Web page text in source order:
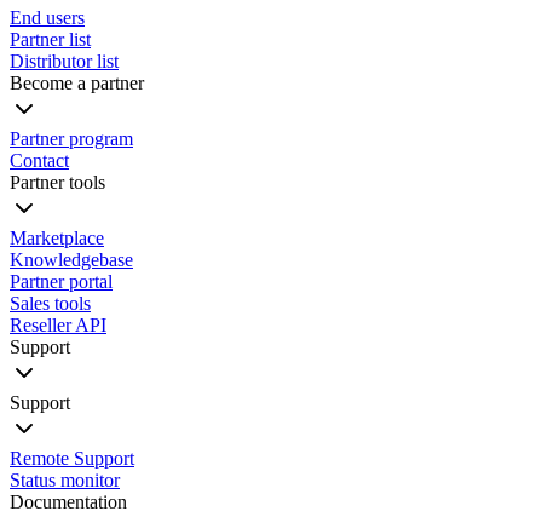
End users
Partner list
Distributor list
Become a partner
Partner program
Contact
Partner tools
Marketplace
Knowledgebase
Partner portal
Sales tools
Reseller API
Support
Support
Remote Support
Status monitor
Documentation